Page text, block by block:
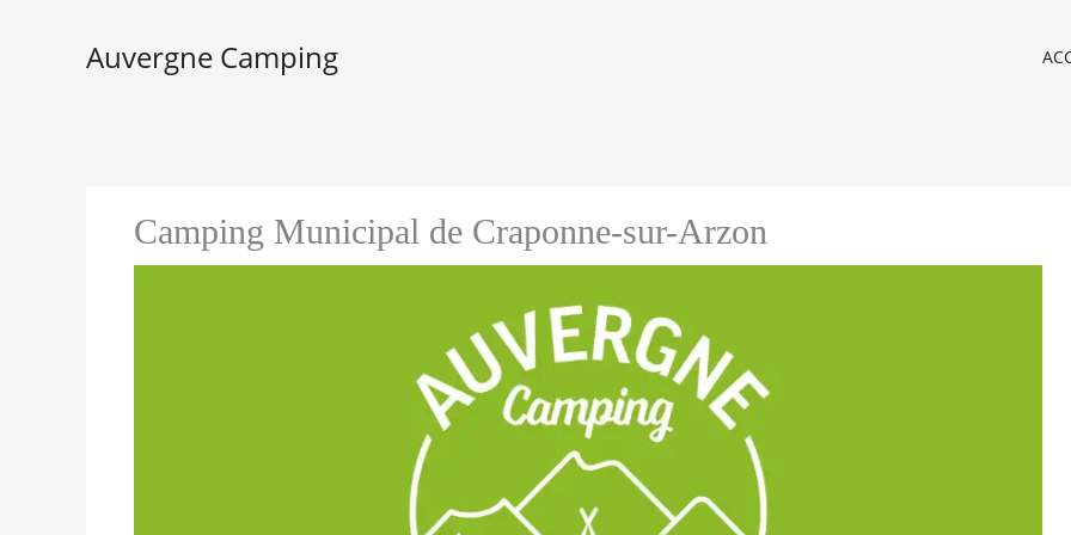
Auvergne Camping
Camping Municipal de Craponne-sur-Arzon